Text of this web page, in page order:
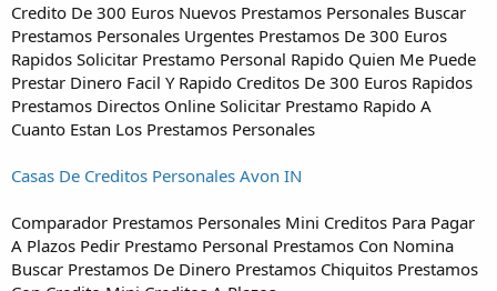
Credito De 300 Euros Nuevos Prestamos Personales Buscar
Prestamos Personales Urgentes Prestamos De 300 Euros
Rapidos Solicitar Prestamo Personal Rapido Quien Me Puede
Prestar Dinero Facil Y Rapido Creditos De 300 Euros Rapidos
Prestamos Directos Online Solicitar Prestamo Rapido A
Cuanto Estan Los Prestamos Personales
Casas De Creditos Personales Avon IN
Comparador Prestamos Personales Mini Creditos Para Pagar
A Plazos Pedir Prestamo Personal Prestamos Con Nomina
Buscar Prestamos De Dinero Prestamos Chiquitos Prestamos